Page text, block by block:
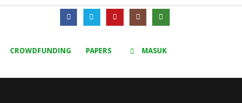
CROWDFUNDING PAPERS MASUK